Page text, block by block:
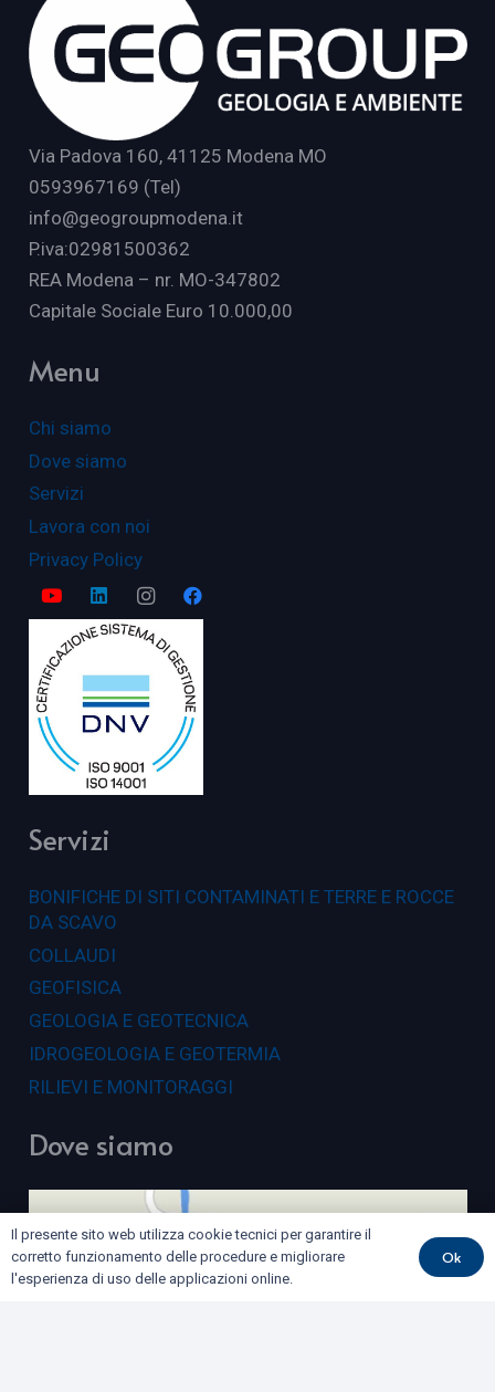
Via Padova 160, 41125 Modena MO
0593967169 (Tel)
info@geogroupmodena.it
P.iva:02981500362
REA Modena – nr. MO-347802
Capitale Sociale Euro 10.000,00
Menu
Chi siamo
Dove siamo
Servizi
Lavora con noi
Privacy Policy
Servizi
BONIFICHE DI SITI CONTAMINATI E TERRE E ROCCE
DA SCAVO
COLLAUDI
GEOFISICA
GEOLOGIA E GEOTECNICA
IDROGEOLOGIA E GEOTERMIA
RILIEVI E MONITORAGGI
Dove siamo
Il presente sito web utilizza cookie tecnici per garantire il
corretto funzionamento delle procedure e migliorare
l'esperienza di uso delle applicazioni online.
Ok